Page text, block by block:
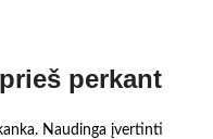
perkant
Naudinga įvertinti